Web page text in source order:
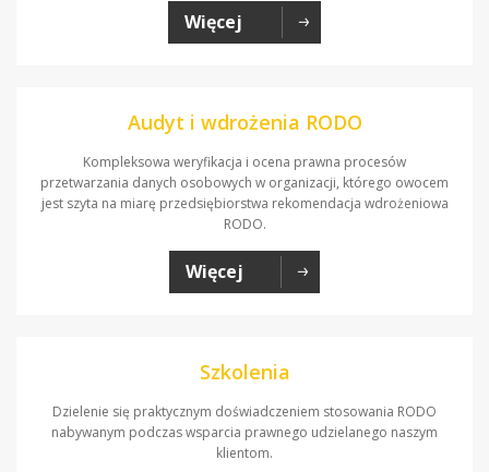
Więcej
Audyt i wdrożenia RODO
Kompleksowa weryfikacja i ocena prawna procesów
przetwarzania danych osobowych w organizacji, którego owocem
jest szyta na miarę przedsiębiorstwa rekomendacja wdrożeniowa
RODO.
Więcej
Szkolenia
Dzielenie się praktycznym doświadczeniem stosowania RODO
nabywanym podczas wsparcia prawnego udzielanego naszym
klientom.